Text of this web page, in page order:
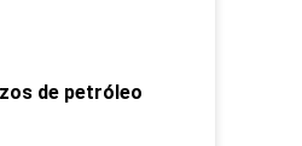
de petróleo